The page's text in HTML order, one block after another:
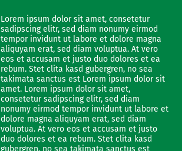
Lorem ipsum dolor sit amet, consetetur
sadipscing elitr, sed diam nonumy eirmod
tempor invidunt ut labore et dolore magna
aliquyam erat, sed diam voluptua. At vero
eos et accusam et justo duo dolores et ea
rebum. Stet clita kasd gubergren, no sea
takimata sanctus est Lorem ipsum dolor sit
amet. Lorem ipsum dolor sit amet,
consetetur sadipscing elitr, sed diam
nonumy eirmod tempor invidunt ut labore et
dolore magna aliquyam erat, sed diam
voluptua. At vero eos et accusam et justo
duo dolores et ea rebum. Stet clita kasd
gubergren, no sea takimata sanctus est